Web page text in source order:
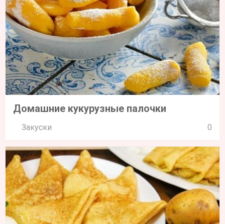
Домашние кукурузные палочки
Закуски 0